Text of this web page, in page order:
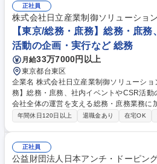
正社員
株式会社日立産業制御ソリューショ
【東京/総務・庶務】総務・庶
活動の企画・実行など 総務
月給33万7000円以上
東京都台東区
企業名 株式会社日立産業制御ソリューションズ 求人名 【東京/総
務】総務・庶務、社内イベントやCSR活動の企画
会社全体の運営を支える総務・庶務業務に
の企画・実行など、幅広い業務を総合的に
の受取・発送／電話・来客対応、社内文書
程の管理・改訂サポート 等■全社施策・社
年間休日120日以上 退職金あり 在宅OK
正社員
公益財団法人日本アンチ・ドーピン